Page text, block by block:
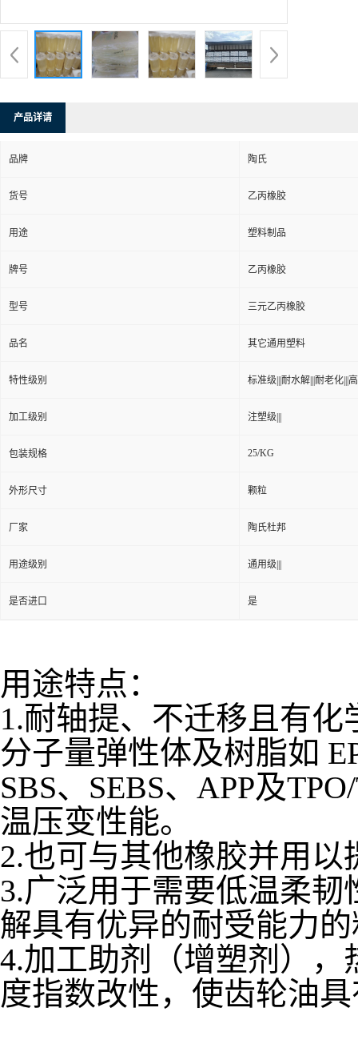
产品详请
品牌 陶氏
货号 乙丙橡胶
用途 塑料制品
牌号 乙丙橡胶
型号 三元乙丙橡胶
品名 其它通用塑料
特性级别 标准级|||耐水解|||耐老化|||
加工级别 注塑级|||
包装规格 25/KG
外形尺寸 颗粒
厂家 陶氏杜邦
用途级别 通用级|||
是否进口 是
用途特点：
1.耐轴提、不迁移且有
分子量弹性体及树脂如
SBS、SEBS、APP及
温压变性能。
2.也可与其他橡胶并用
3.广泛用于需要低温柔
解具有优异的耐受能力
4.加工助剂（增塑剂）
度指数改性，使齿轮油